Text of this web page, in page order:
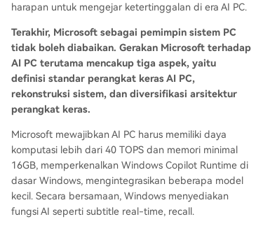
harapan untuk mengejar ketertinggalan di era AI PC.
Terakhir, Microsoft sebagai pemimpin sistem PC
tidak boleh diabaikan. Gerakan Microsoft terhadap
AI PC terutama mencakup tiga aspek, yaitu
definisi standar perangkat keras AI PC,
rekonstruksi sistem, dan diversifikasi arsitektur
perangkat keras.
Microsoft mewajibkan AI PC harus memiliki daya
komputasi lebih dari 40 TOPS dan memori minimal
16GB, memperkenalkan Windows Copilot Runtime di
dasar Windows, mengintegrasikan beberapa model
kecil. Secara bersamaan, Windows menyediakan
fungsi AI seperti subtitle real-time, recall.